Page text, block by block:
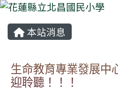
本站消息
生命教育專業發展中
迎聆聽！！！